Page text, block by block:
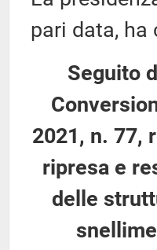
pari data,
Seguito
2021, n. 77,
ripresa e
delle